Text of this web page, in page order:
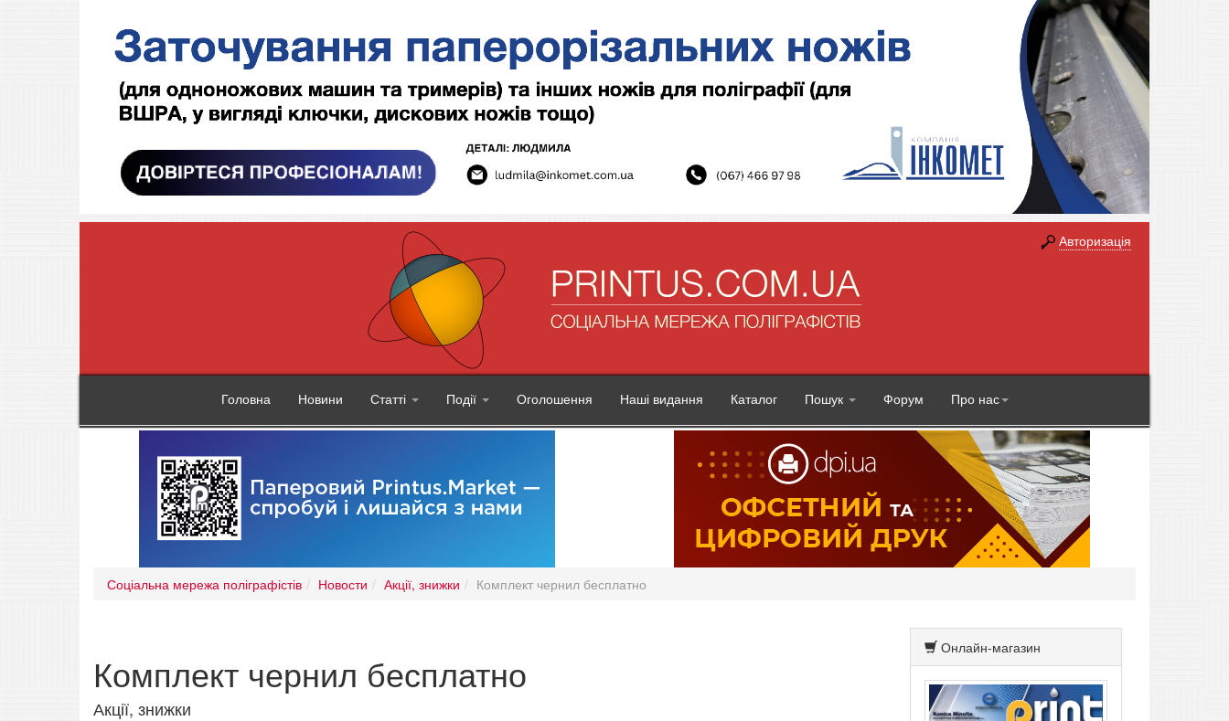
Авторизація
Головна Новини Статті Події Оголошення Наші видання Каталог Пошук Форум Про нас
Соціальна мережа поліграфістів Новости Акції, знижки Комплект чернил бесплатно
Комплект чернил бесплатно
Акції, знижки
Онлайн-магазин